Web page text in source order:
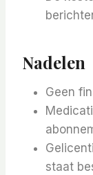
Nadelen
Geen
staat